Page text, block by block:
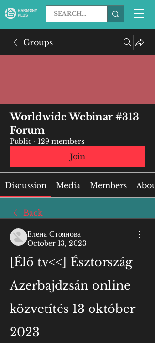
Groups
Worldwide Webinar #313
Forum
Public · 129 members
Join
Discussion Media Members About
Back
Елена Стоянова
October 13, 2023
[Élő tv<<] Észtország
Azerbajdzsán online
közvetítés 13 október
2023